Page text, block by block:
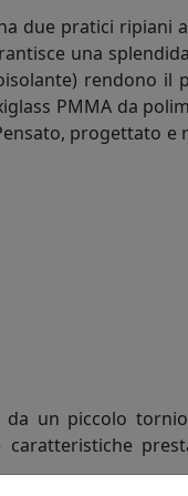
due pratici ripiani
una
rendono il
PMMA da
progettato e
da un piccolo